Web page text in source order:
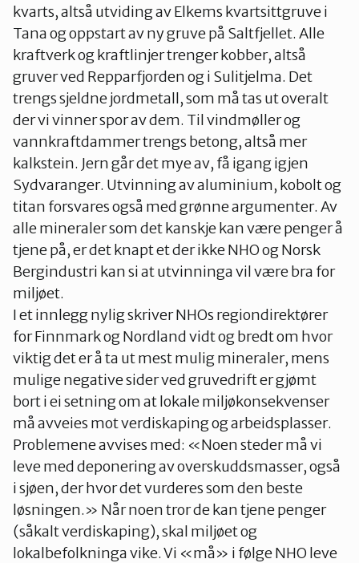
kvarts, altså utviding av Elkems kvartsittgruve i
Tana og oppstart av ny gruve på Saltfjellet. Alle
kraftverk og kraftlinjer trenger kobber, altså
gruver ved Repparfjorden og i Sulitjelma. Det
trengs sjeldne jordmetall, som må tas ut overalt
der vi vinner spor av dem. Til vindmøller og
vannkraftdammer trengs betong, altså mer
kalkstein. Jern går det mye av, få igang igjen
Sydvaranger. Utvinning av aluminium, kobolt og
titan forsvares også med grønne argumenter. Av
alle mineraler som det kanskje kan være penger å
tjene på, er det knapt et der ikke NHO og Norsk
Bergindustri kan si at utvinninga vil være bra for
miljøet.
I et innlegg nylig skriver NHOs regiondirektører
for Finnmark og Nordland vidt og bredt om hvor
viktig det er å ta ut mest mulig mineraler, mens
mulige negative sider ved gruvedrift er gjømt
bort i ei setning om at lokale miljøkonsekvenser
må avveies mot verdiskaping og arbeidsplasser.
Problemene avvises med: «Noen steder må vi
leve med deponering av overskuddsmasser, også
i sjøen, der hvor det vurderes som den beste
løsningen.» Når noen tror de kan tjene penger
(såkalt verdiskaping), skal miljøet og
lokalbefolkninga vike. Vi «må» i følge NHO leve